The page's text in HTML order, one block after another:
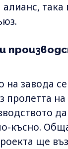
така
на завода
пролетта
късно.
ще